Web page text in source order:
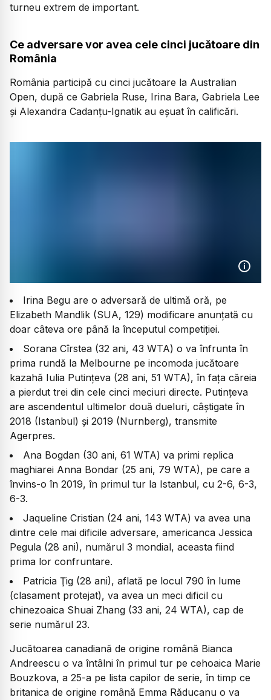
turneu extrem de important.
Ce adversare vor avea cele cinci jucătoare din
România
România participă cu cinci jucătoare la Australian
Open, după ce Gabriela Ruse, Irina Bara, Gabriela Lee
şi Alexandra Cadanţu-Ignatik au eşuat în calificări.
Irina Begu are o adversară de ultimă oră, pe
Elizabeth Mandlik (SUA, 129) modificare anunțată cu
doar câteva ore până la începutul competiției.
Sorana Cîrstea (32 ani, 43 WTA) o va înfrunta în
prima rundă la Melbourne pe incomoda jucătoare
kazahă Iulia Putinţeva (28 ani, 51 WTA), în faţa căreia
a pierdut trei din cele cinci meciuri directe. Putinţeva
are ascendentul ultimelor două dueluri, câştigate în
2018 (Istanbul) şi 2019 (Nurnberg), transmite
Agerpres.
Ana Bogdan (30 ani, 61 WTA) va primi replica
maghiarei Anna Bondar (25 ani, 79 WTA), pe care a
învins-o în 2019, în primul tur la Istanbul, cu 2-6, 6-3,
6-3.
Jaqueline Cristian (24 ani, 143 WTA) va avea una
dintre cele mai dificile adversare, americanca Jessica
Pegula (28 ani), numărul 3 mondial, aceasta fiind
prima lor confruntare.
Patricia Ţig (28 ani), aflată pe locul 790 în lume
(clasament protejat), va avea un meci dificil cu
chinezoaica Shuai Zhang (33 ani, 24 WTA), cap de
serie numărul 23.
Jucătoarea canadiană de origine română Bianca
Andreescu o va întâlni în primul tur pe cehoaica Marie
Bouzkova, a 25-a pe lista capilor de serie, în timp ce
britanica de origine română Emma Răducanu o va